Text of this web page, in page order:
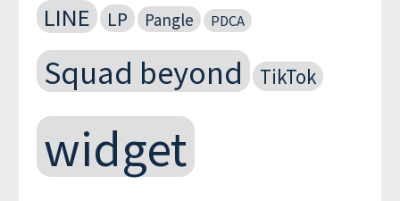
LINE LP Pangle PDCA
Squad beyond TikTok
widget